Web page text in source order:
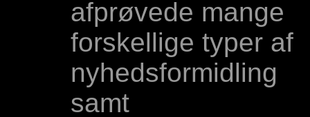
afprøvede mange
forskellige typer af
nyhedsformidling
samt